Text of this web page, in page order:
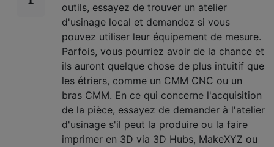
outils, essayez de trouver un atelier
d'usinage local et demandez si vous
pouvez utiliser leur équipement de mesure.
Parfois, vous pourriez avoir de la chance et
ils auront quelque chose de plus intuitif que
les étriers, comme un CMM CNC ou un
bras CMM. En ce qui concerne l'acquisition
de la pièce, essayez de demander à l'atelier
d'usinage s'il peut la produire ou la faire
imprimer en 3D via 3D Hubs, MakeXYZ ou